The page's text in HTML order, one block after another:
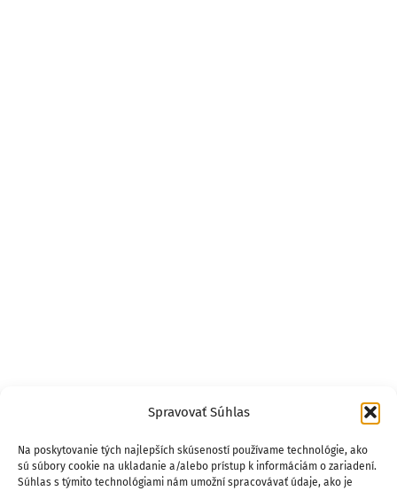
Spravovať Súhlas
Na poskytovanie tých najlepších skúseností používame technológie, ako
sú súbory cookie na ukladanie a/alebo prístup k informáciám o zariadení.
Súhlas s týmito technológiami nám umožní spracovávať údaje, ako je